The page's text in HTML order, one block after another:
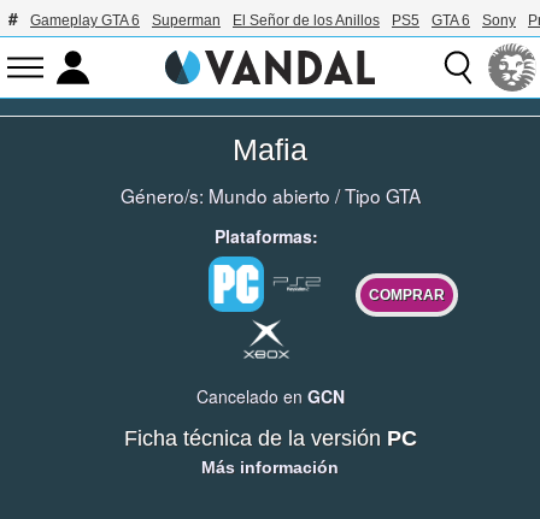
Gameplay GTA 6 Superman El Señor de los Anillos PS5 GTA 6 Sony
Mafia
Género/s: Mundo abierto /Tipo GTA
Plataformas:
COMPRAR
Cancelado en GCN
Ficha técnica de la versión PC
Más información